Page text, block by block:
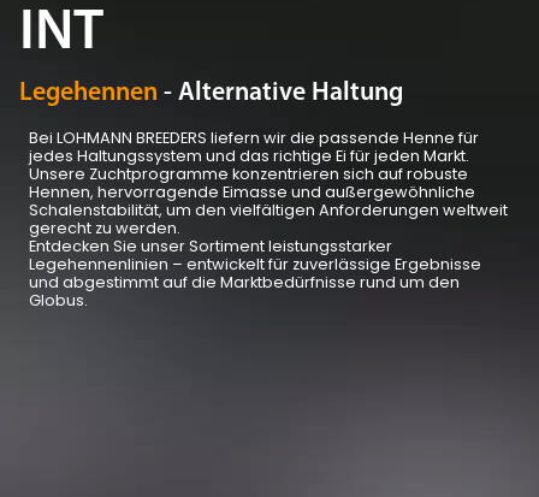
INT
Legehennen - Alternative Haltung
Bei LOHMANN BREEDERS liefern wir die passende Henne für
jedes Haltungssystem und das richtige Ei für jeden Markt.
Unsere Zuchtprogramme konzentrieren sich auf robuste
Hennen, hervorragende Eimasse und außergewöhnliche
Schalenstabilität, um den vielfältigen Anforderungen weltweit
gerecht zu werden.
Entdecken Sie unser Sortiment leistungsstarker
Legehennenlinien – entwickelt für zuverlässige Ergebnisse
und abgestimmt auf die Marktbedürfnisse rund um den
Globus.